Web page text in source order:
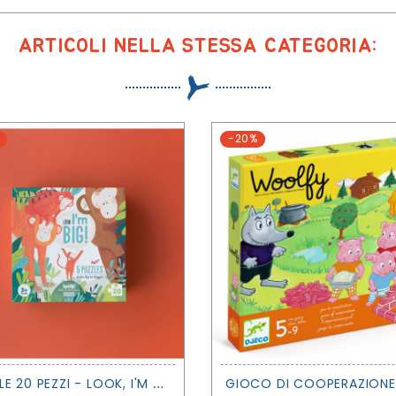
ARTICOLI NELLA STESSA CATEGORIA:
P
UZZLE 20 PEZZI - LOOK, I'M BIG! - LONDJI
-20%